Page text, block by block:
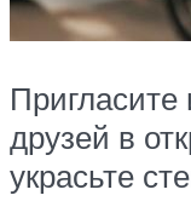
Пригласите
друзей в
украсьте